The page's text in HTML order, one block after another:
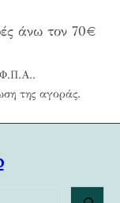
άνω τον 70€
Φ.Π.Α..
της αγοράς.